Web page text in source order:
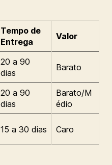
Tempo de
Entrega
Valor
20 a 90
dias
Barato
20 a 90
dias
Barato/M
édio
15 a 30 dias Caro